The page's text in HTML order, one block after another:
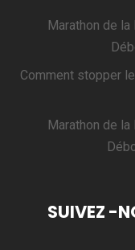
Marathon de
Comment stopper
Marathon de
SUIVEZ -